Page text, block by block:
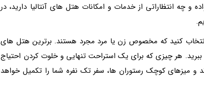
و چه انتظاراتی از خدمات و امکانات هتل های آنتالیا دارید، در
کنید که مخصوص زن یا مرد مجرد هستند. برترین هتل های
ببرید. هر چیزی که برای یک استراحت تنهایی و خلوت کردن احتیاج
میزهای کوچک رستوران ها، سفر تک نفره شما را تکمیل خواهد